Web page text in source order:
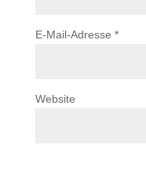
E-Mail-Adresse *
Website